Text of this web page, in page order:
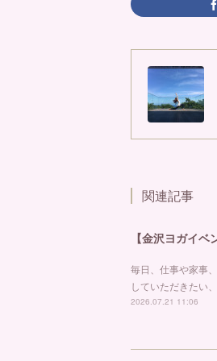
関連記事
毎日、仕事や家事
していただきたい
2026.07.21 11:06